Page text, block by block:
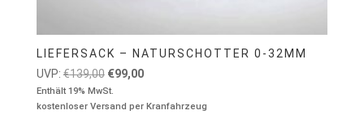
LIEFERSACK – NATURSCHOTTER 0-32MM
UVP: €139,00 Ursprünglicher
Preis
war:
€99,00Aktueller
ist:
Enthält 19% MwSt.
kostenloser Versand per Kranfahrzeug